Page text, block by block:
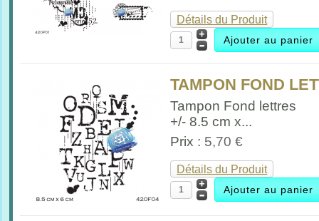
Détails du Produit
TAMPON FOND
Tampon Fond lettres
+/- 8.5 cm x...
Prix : 5,70 €
Détails du Produit